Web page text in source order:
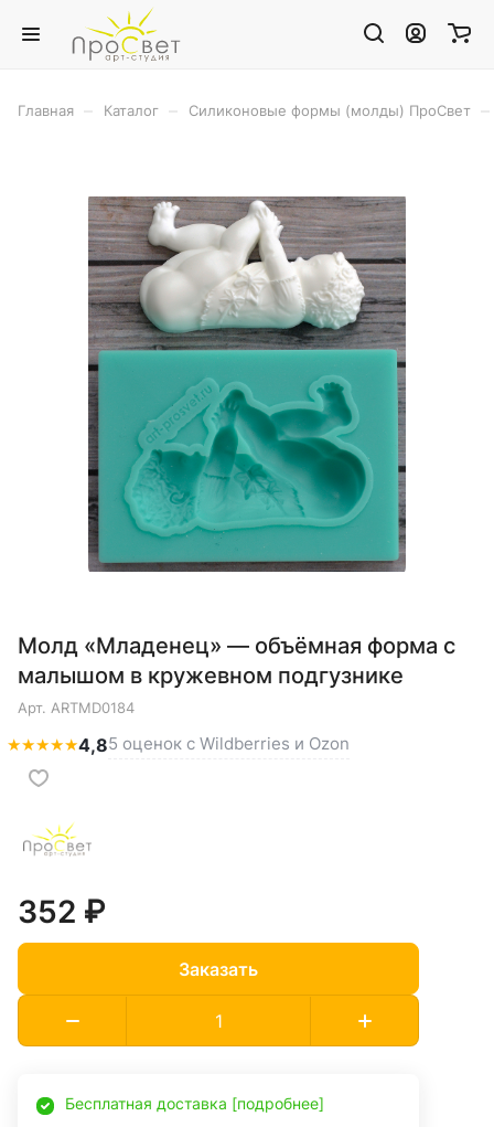
Главная Каталог Силиконовые формы (молды) ПроСвет
Молд «Младенец» — объёмная форма с
малышом в кружевном подгузнике
Арт. ARTMD0184
★★★★★4,85 оценок с Wildberries и Ozon
352 ₽
Заказать
Бесплатная доставка [подробнее]